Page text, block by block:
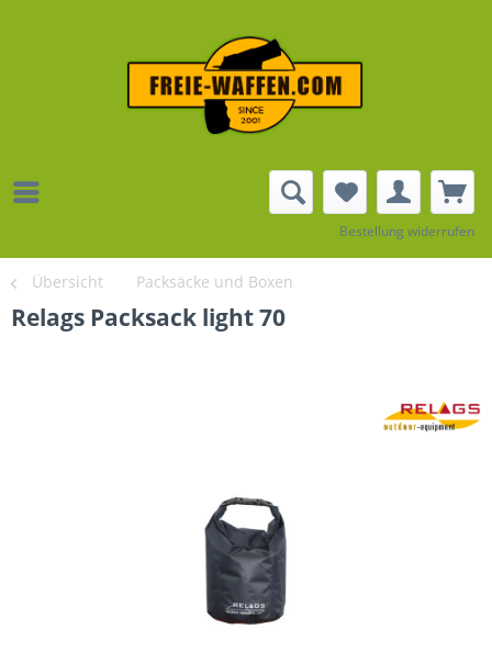
Bestellung widerrufen
Übersicht Packsäcke und Boxen
Relags Packsack light 70